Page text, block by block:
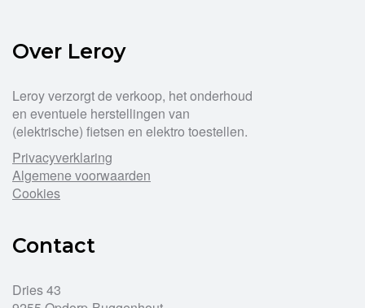
Over Leroy
Leroy verzorgt de verkoop, het onderhoud
en eventuele herstellingen van
(elektrische) fietsen en elektro toestellen.
Privacyverklaring
Algemene voorwaarden
Cookies
Contact
Dries 43